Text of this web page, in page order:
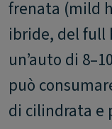
frenata (mild
ibride, del full
un’auto di
può
di cilindrata e